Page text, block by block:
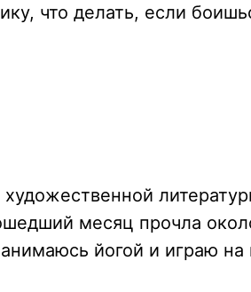
что делать, если
месяц прочла
йогой и играю на